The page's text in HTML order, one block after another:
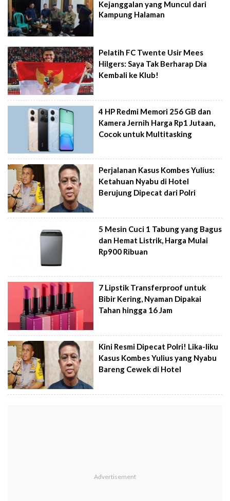
Kejanggalan yang Muncul dari
Kampung Halaman
Pelatih FC Twente Usir Mees
Hilgers: Saya Tak Berharap Dia
Kembali ke Klub!
4 HP Redmi Memori 256 GB dan
Kamera Jernih Harga Rp1 Jutaan,
Cocok untuk Multitasking
Perjalanan Kasus Kombes Yulius:
Ketahuan Nyabu di Hotel
Berujung Dipecat dari Polri
5 Mesin Cuci 1 Tabung yang Bagus
dan Hemat Listrik, Harga Mulai
Rp900 Ribuan
7 Lipstik Transferproof untuk
Bibir Kering, Nyaman Dipakai
Tahan hingga 16 Jam
Kini Resmi Dipecat Polri! Lika-liku
Kasus Kombes Yulius yang Nyabu
Bareng Cewek di Hotel